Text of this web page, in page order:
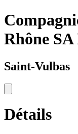
Rhône
Saint-Vulbas
Détails